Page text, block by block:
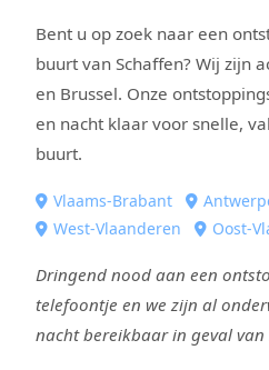
Bent u op zoek naar een
buurt van Schaffen? Wij zijn
en Brussel. Onze
en nacht klaar voor snelle,
buurt.
Vlaams-Brabant
West-Vlaanderen
Oost-
Dringend nood aan een
telefoontje en we zijn al
nacht bereikbaar in geval van